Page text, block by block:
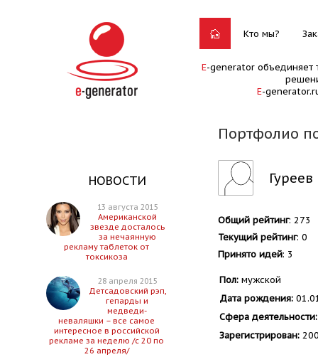
Кто мы?
E-generator объединяет
E-
Портфолио
НОВОСТИ
13 августа 2015
Американской
звезде досталось
за нечаянную
рекламу таблеток от
токсикоза
28 апреля 2015
Детсадовский рэп,
гепарды и
медведи-
неваляшки – все самое
интересное в российской
рекламе за неделю /с 20 по
26 апреля/
Общий рейтинг: 273
Текущий рейтинг: 0
Принято идей: 3
Пол:мужской
Дата рождения:
Сфера деятельности:
Зарегистрирован: